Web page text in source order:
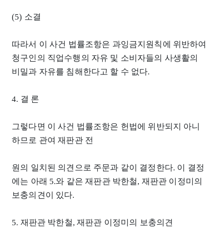
(5) 소결
따라서 이 사건 법률조항은 과잉금지원칙에 위반하여
청구인의 직업수행의 자유 및 소비자들의 사생활의
비밀과 자유를 침해한다고 할 수 없다.
4. 결 론
그렇다면 이 사건 법률조항은 헌법에 위반되지 아니
하므로 관여 재판관 전
원의 일치된 의견으로 주문과 같이 결정한다. 이 결정
에는 아래 5.와 같은 재판관 박한철, 재판관 이정미의
보충의견이 있다.
5. 재판관 박한철, 재판관 이정미의 보충의견